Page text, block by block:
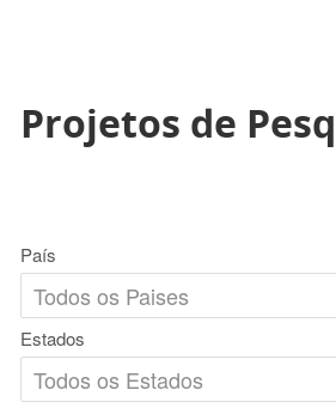
Projetos de
País
Estados